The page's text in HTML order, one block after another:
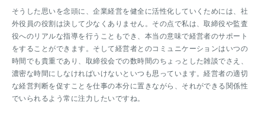
そうした思いを念頭に、企業経営を健全に活性化していくためには、社
外役員の役割は決して少なくありません。その点で私は、取締役や監査
役へのリアルな指導を行うこともでき、本当の意味で経営者のサポート
をすることができます。そして経営者とのコミュニケーションはいつの
時間でも貴重であり、取締役会での数時間のちょっとした雑談でさえ、
濃密な時間にしなければいけないといつも思っています。経営者の適切
な経営判断を促すことを仕事の本分に置きながら、それができる関係性
でいられるよう常に注力したいですね。